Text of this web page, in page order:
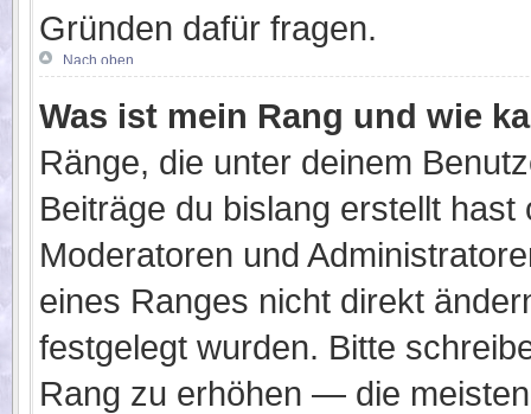
Gründen dafür fragen.
Nach oben
Was ist mein Rang und wie
Ränge, die unter deinem
Beiträge du bislang erstellt
Moderatoren und
eines Ranges nicht direkt
festgelegt wurden. Bitte
Rang zu erhöhen — die